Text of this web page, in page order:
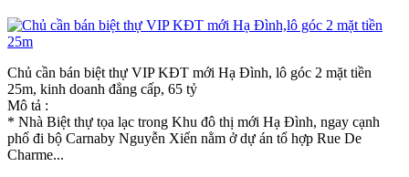
Chủ cần bán biệt thự VIP KĐT mới Hạ Đình, lô góc 2 mặt tiền
25m, kinh doanh đẳng cấp, 65 tỷ
Mô tả :
* Nhà Biệt thự tọa lạc trong Khu đô thị mới Hạ Đình, ngay cạnh
phố đi bộ Carnaby Nguyễn Xiển nằm ở dự án tổ hợp Rue De
Charme...